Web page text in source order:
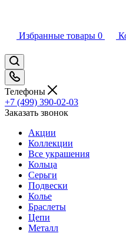
Избранные товары 0
Телефоны
+7 (499) 390-02-03
Заказать звонок
Акции
Коллекции
Все украшения
Кольца
Серьги
Подвески
Колье
Браслеты
Цепи
Металл